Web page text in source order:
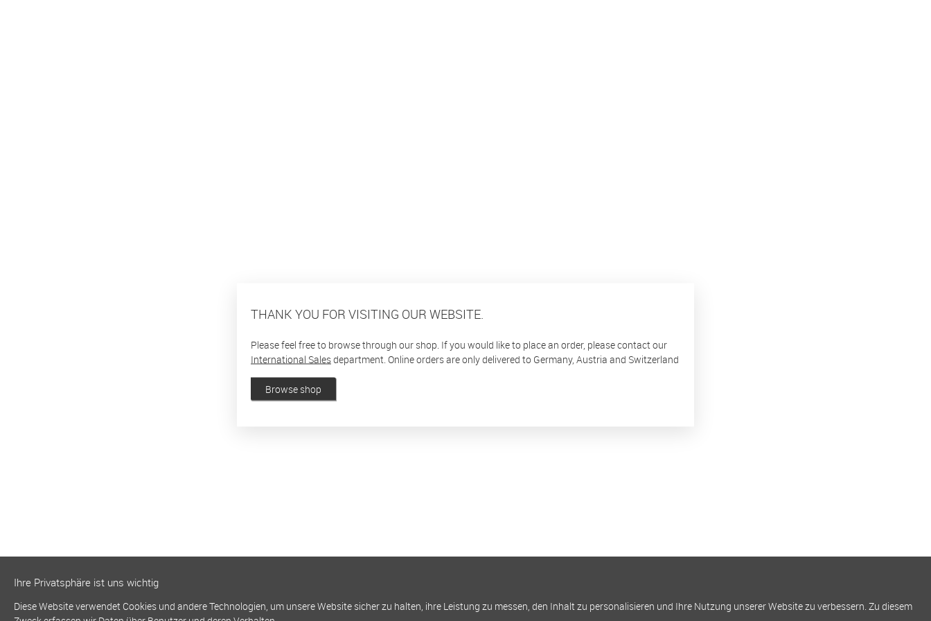
THANK YOU FOR VISITING OUR WEBSITE.
Please feel free to browse through our shop. If you would like to place an order, please contact our
International Salesdepartment. Online orders are only delivered to Germany, Austria and Switzerland
Browse shop
Ihre Privatsphäre ist uns wichtig
Diese Website verwendet Cookies und andere Technologien, um unsere Website sicher zu halten, ihre Leistung zu messen, den Inhalt zu personalisieren und Ihre Nutzung unserer Website zu verbessern. Zu diesem